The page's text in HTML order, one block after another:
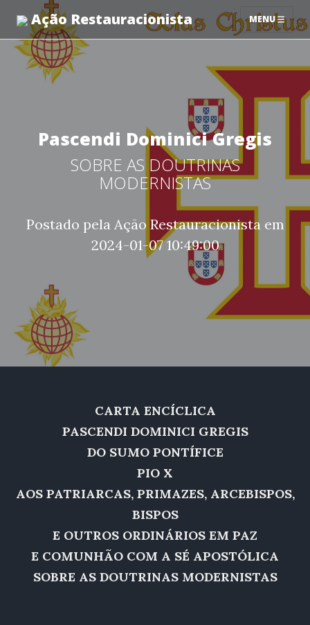
Ação Restauracionista MENU
Pascendi Dominici Gregis
SOBRE AS DOUTRINAS
MODERNISTAS
Postado pela Ação Restauracionista em
2024-01-07 10:49:00
CARTA ENCÍCLICA
PASCENDI DOMINICI GREGIS
DO SUMO PONTÍFICE
PIO X
AOS PATRIARCAS, PRIMAZES, ARCEBISPOS,
BISPOS
E OUTROS ORDINÁRIOS EM PAZ
E COMUNHÃO COM A SÉ APOSTÓLICA
SOBRE AS DOUTRINAS MODERNISTAS